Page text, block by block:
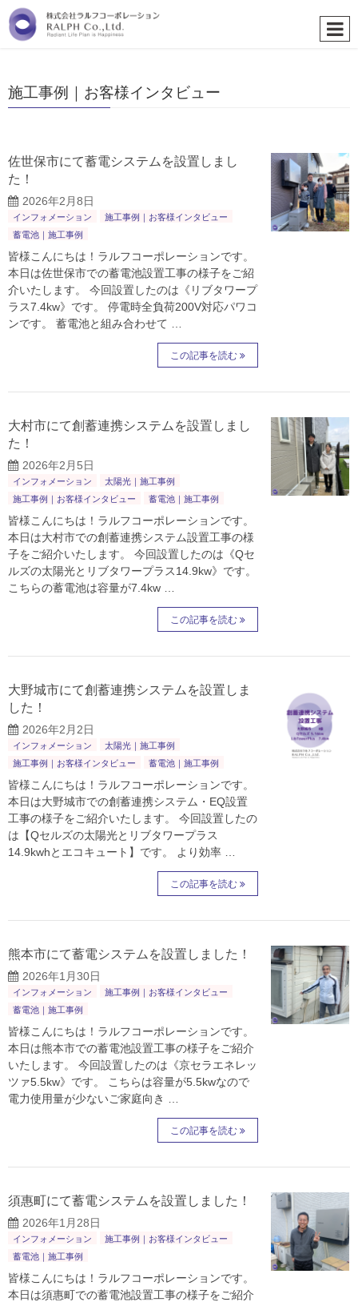
施工事例｜お客様インタビュー
佐世保市にて蓄電システムを設置しまし
た！
2026年2月8日
インフォメーション
施工事例｜お客様インタビュー
蓄電池｜施工事例
皆様こんにちは！ラルフコーポレーションです。
本日は佐世保市での蓄電池設置工事の様子をご紹
介いたします。 今回設置したのは《リブタワープ
ラス7.4kw》です。 停電時全負荷200V対応パワコ
ンです。 蓄電池と組み合わせて …
この記事を読む
大村市にて創蓄連携システムを設置しまし
た！
2026年2月5日
インフォメーション
太陽光｜施工事例
施工事例｜お客様インタビュー
蓄電池｜施工事例
皆様こんにちは！ラルフコーポレーションです。
本日は大村市での創蓄連携システム設置工事の様
子をご紹介いたします。 今回設置したのは《Qセ
ルズの太陽光とリブタワープラス14.9kw》です。
こちらの蓄電池は容量が7.4kw …
この記事を読む
大野城市にて創蓄連携システムを設置しま
した！
2026年2月2日
インフォメーション
太陽光｜施工事例
施工事例｜お客様インタビュー
蓄電池｜施工事例
皆様こんにちは！ラルフコーポレーションです。
本日は大野城市での創蓄連携システム・EQ設置
工事の様子をご紹介いたします。 今回設置したの
は【Qセルズの太陽光とリブタワープラス
14.9kwhとエコキュート】です。 より効率 …
この記事を読む
熊本市にて蓄電システムを設置しました！
2026年1月30日
インフォメーション
施工事例｜お客様インタビュー
蓄電池｜施工事例
皆様こんにちは！ラルフコーポレーションです。
本日は熊本市での蓄電池設置工事の様子をご紹介
いたします。 今回設置したのは《京セラエネレッ
ツァ5.5kw》です。 こちらは容量が5.5kwなので
電力使用量が少ないご家庭向き …
この記事を読む
須惠町にて蓄電システムを設置しました！
2026年1月28日
インフォメーション
施工事例｜お客様インタビュー
蓄電池｜施工事例
皆様こんにちは！ラルフコーポレーションです。
本日は須惠町での蓄電池設置工事の様子をご紹介